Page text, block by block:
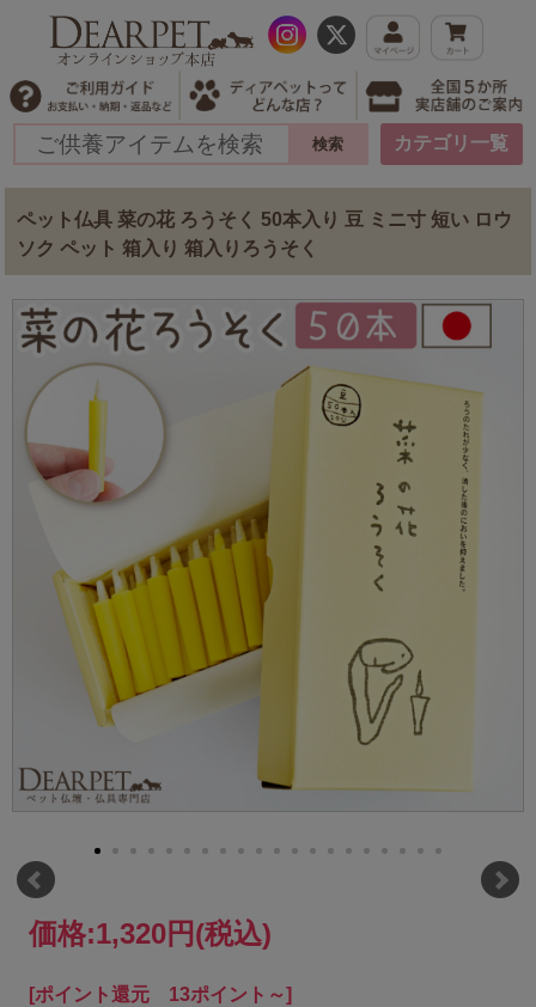
カテゴリ一覧
ペット仏具 菜の花 ろうそく 50本入り 豆 ミニ寸 短い ロウ
ソク ペット 箱入り 箱入りろうそく
価格:1,320円(税込)
[ポイント還元 13ポイント～]